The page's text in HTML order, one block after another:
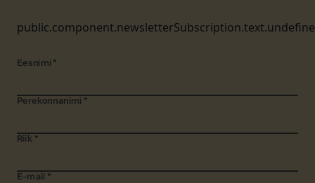
Eesnimi *
Perekonnanimi *
Riik *
E-mail *